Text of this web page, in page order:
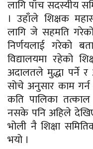
लागि पाँच सदस्यीय
। उहाँले शिक्षक
लागि जे सहमति
निर्णयलाई गरेको
विद्यालयमा रहेको
अदालतले मुद्धा पर्ने र
सोचे अनुसार काम
कति पालिका तत्काल
नसके पनि अहिले
भोली नै शिक्षा
भयो ।